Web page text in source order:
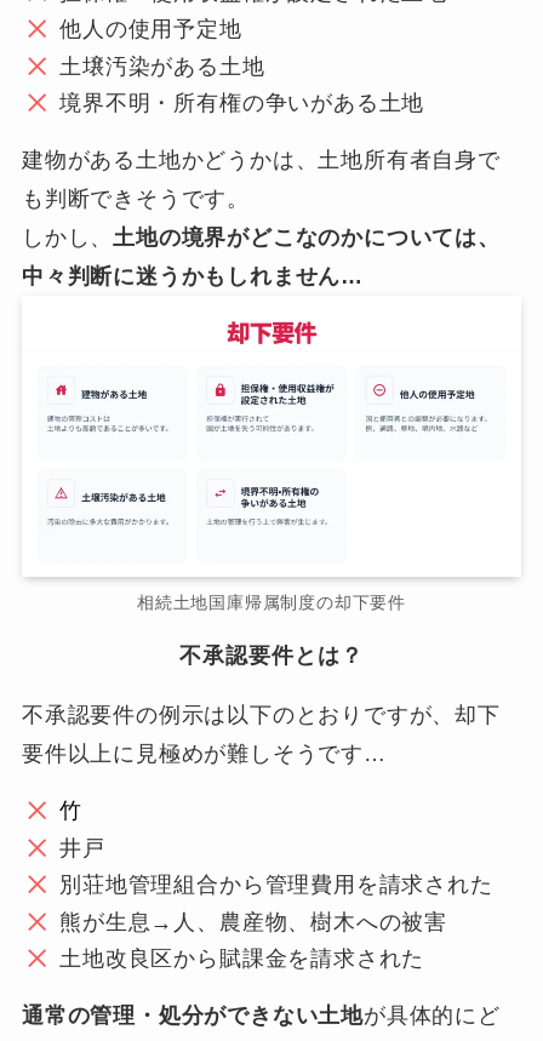
他人の使用予定地
土壌汚染がある土地
境界不明・所有権の争いがある土地
建物がある土地かどうかは、土地所有者自身で
も判断できそうです。
しかし、土地の境界がどこなのかについては、
中々判断に迷うかもしれません…
相続土地国庫帰属制度の却下要件
不承認要件とは？
不承認要件の例示は以下のとおりですが、却下
要件以上に見極めが難しそうです…
竹
井戸
別荘地管理組合から管理費用を請求された
熊が生息→人、農産物、樹木への被害
土地改良区から賦課金を請求された
通常の管理・処分ができない土地が具体的にど